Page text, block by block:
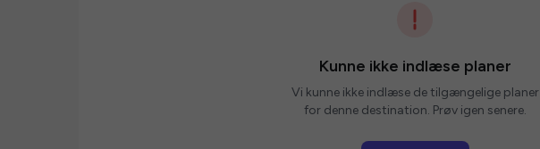
Kunne ikke indlæse planer
Vi kunne ikke indlæse de tilgængelige planer
for denne destination. Prøv igen senere.